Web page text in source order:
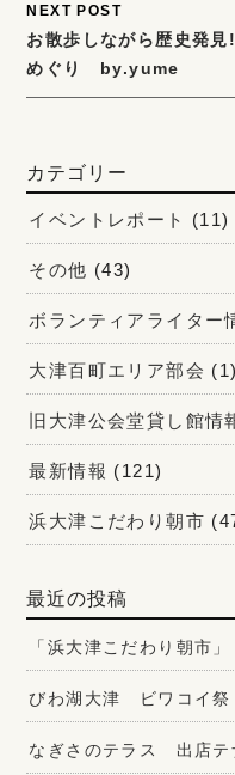
NEXT POST
お散歩しながら歴史発
めぐり by.yume
カテゴリー
イベントレポート (11)
その他 (43)
ボランティアライター
大津百町エリア部会 (1)
旧大津公会堂貸し館情
最新情報 (121)
浜大津こだわり朝市
最近の投稿
「浜大津こだわり朝市
びわ湖大津 ビワコイ祭
なぎさのテラス 出店テ